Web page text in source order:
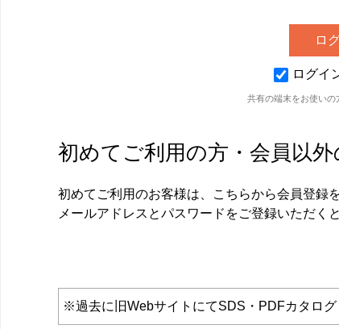
ログイ
共有の端末をお使い
初めてご利用の方・会員以外
初めてご利用のお客様は、こちらから会員登録
メールアドレスとパスワードをご登録いただく
※過去に旧WebサイトにてSDS・PDFカタロ